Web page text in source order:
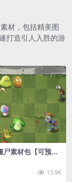
材，包括精美图
打造引人入胜的游
尸素材包【可预
13.9K